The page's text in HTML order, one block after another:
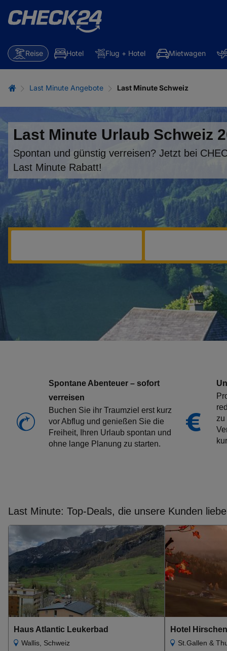
Reise Hotel Flug + Hotel Mietwagen
Last Minute Angebote Last Minute Schweiz
Last Minute Urlaub Schweiz
Spontan und günstig verreisen? Jetzt bei
Last Minute Rabatt!
Spontane Abenteuer – sofort
verreisen
Buchen Sie ihr Traumziel erst kurz
vor Abflug und genießen Sie die
Freiheit, Ihren Urlaub spontan und
ohne lange Planung zu starten.
zu
Last Minute: Top-Deals, die unsere Kunden
Haus Atlantic Leukerbad
Wallis, Schweiz
Hotel
St.Gallen &